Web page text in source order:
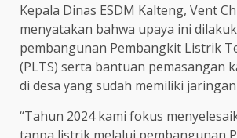
Kepala Dinas ESDM Kalteng, Vent
menyatakan bahwa upaya ini
pembangunan Pembangkit Listrik
(PLTS) serta bantuan pemasangan
di desa yang sudah memiliki jaringan
“Tahun 2024 kami fokus